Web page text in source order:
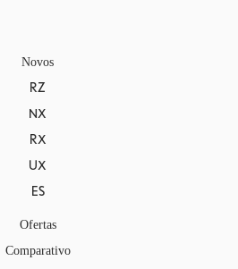
Novos
RZ
NX
RX
UX
ES
Ofertas
Comparativo